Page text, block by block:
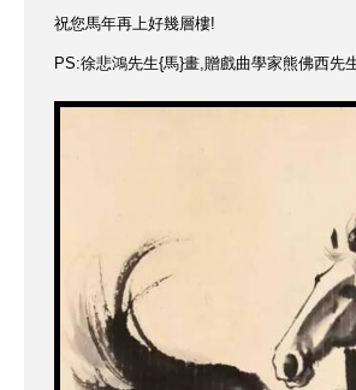
祝您馬年再上好幾層樓!
PS:徐悲鴻先生{馬}畫,贈戲曲學家熊佛西先